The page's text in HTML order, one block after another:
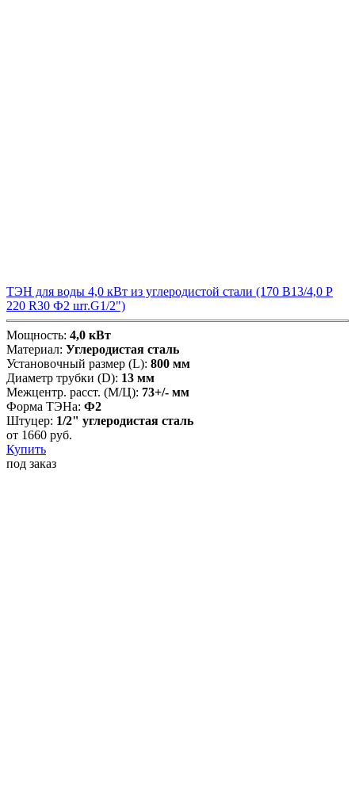
ТЭН для воды 4,0 кВт из углеродистой стали (170 В13/4,0 P
220 R30 Ф2 шт.G1/2")
Мощность: 4,0 кВт
Материал: Углеродистая сталь
Установочный размер (L): 800 мм
Диаметр трубки (D): 13 мм
Межцентр. расст. (М/Ц): 73+/- мм
Форма ТЭНа: Ф2
Штуцер: 1/2" углеродистая сталь
от 1660 руб.
Купить
под заказ